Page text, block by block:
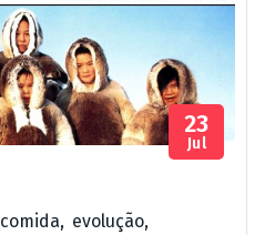
comida, evolução,
23
Jul